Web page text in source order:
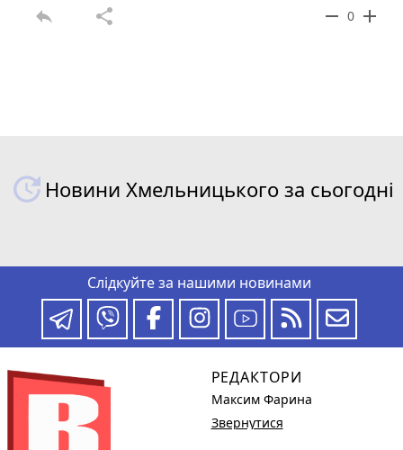
reply share remove 0 add
Новини Хмельницького за сьогодні
Слідкуйте за нашими новинами
РЕДАКТОРИ
Максим Фарина
Звернутися